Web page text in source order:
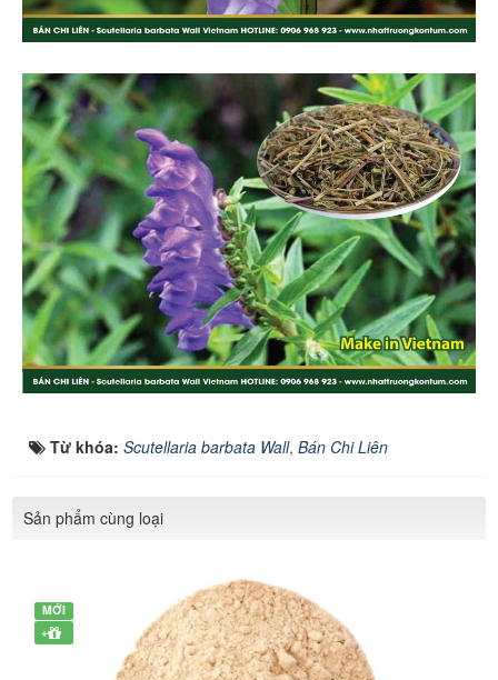
Từ khóa: Scutellaria barbata Wall, Bán Chi Liên
Sản phẩm cùng loại
MỚI
+